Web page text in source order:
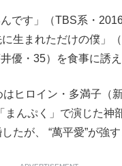
です」（TBS系・
生まれただけの僕」
優・35）を食事に誘
ヒロイン・多満子（
んぷく」で演じた神
たが、 “萬平愛”が強